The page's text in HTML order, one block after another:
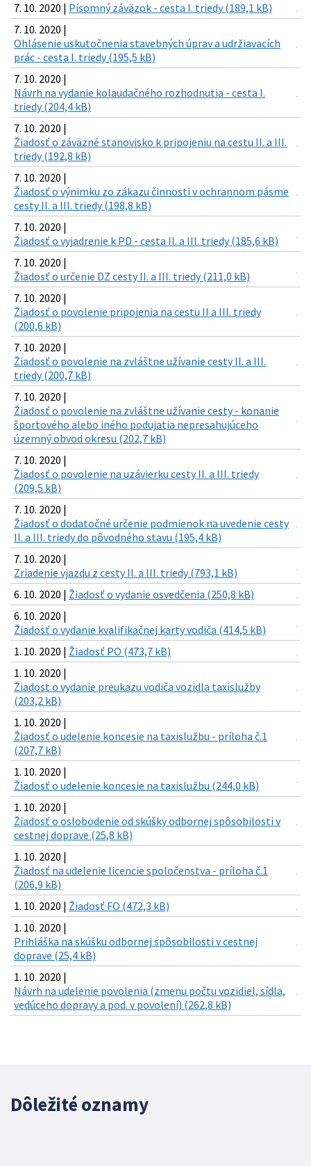
7. 10. 2020 | Písomný záväzok - cesta I. triedy (189,1 kB)
7. 10. 2020 |
Ohlásenie uskutočnenia stavebných úprav a udržiavacích
prác - cesta I. triedy (195,5 kB)
7. 10. 2020 |
Návrh na vydanie kolaudačného rozhodnutia - cesta I.
triedy (204,4 kB)
7. 10. 2020 |
Žiadosť o záväzné stanovisko k pripojeniu na cestu II. a III.
triedy (192,8 kB)
7. 10. 2020 |
Žiadosť o výnimku zo zákazu činnosti v ochrannom pásme
cesty II. a III. triedy (198,8 kB)
7. 10. 2020 |
Žiadosť o vyjadrenie k PD - cesta II. a III. triedy (185,6 kB)
7. 10. 2020 |
Žiadosť o určenie DZ cesty II. a III. triedy (211,0 kB)
7. 10. 2020 |
Žiadosť o povolenie pripojenia na cestu II a III. triedy
(200,6 kB)
7. 10. 2020 |
Žiadosť o povolenie na zvláštne užívanie cesty II. a III.
triedy (200,7 kB)
7. 10. 2020 |
Žiadosť o povolenie na zvláštne užívanie cesty - konanie
športového alebo iného podujatia nepresahujúceho
územný obvod okresu (202,7 kB)
7. 10. 2020 |
Žiadosť o povolenie na uzávierku cesty II. a III. triedy
(209,5 kB)
7. 10. 2020 |
Žiadosť o dodatočné určenie podmienok na uvedenie cesty
II. a III. triedy do pôvodného stavu (195,4 kB)
7. 10. 2020 |
Zriadenie vjazdu z cesty II. a III. triedy (793,1 kB)
6. 10. 2020 | Žiadosť o vydanie osvedčenia (250,8 kB)
6. 10. 2020 |
Žiadosť o vydanie kvalifikačnej karty vodiča (414,5 kB)
1. 10. 2020 | Žiadosť PO (473,7 kB)
1. 10. 2020 |
Žiadost o vydanie preukazu vodiča vozidla taxislužby
(203,2 kB)
1. 10. 2020 |
Žiadosť o udelenie koncesie na taxislužbu - príloha č.1
(207,7 kB)
1. 10. 2020 |
Žiadosť o udelenie koncesie na taxislužbu (244,0 kB)
1. 10. 2020 |
Žiadosť o oslobodenie od skúšky odbornej spôsobilosti v
cestnej doprave (25,8 kB)
1. 10. 2020 |
Žiadosť na udelenie licencie spoločenstva - príloha č.1
(206,9 kB)
1. 10. 2020 | Žiadosť FO (472,3 kB)
1. 10. 2020 |
Prihláška na skúšku odbornej spôsobilosti v cestnej
doprave (25,4 kB)
1. 10. 2020 |
Návrh na udelenie povolenia (zmenu počtu vozidiel, sídla,
vedúceho dopravy a pod. v povolení) (262,8 kB)
Dôležité oznamy